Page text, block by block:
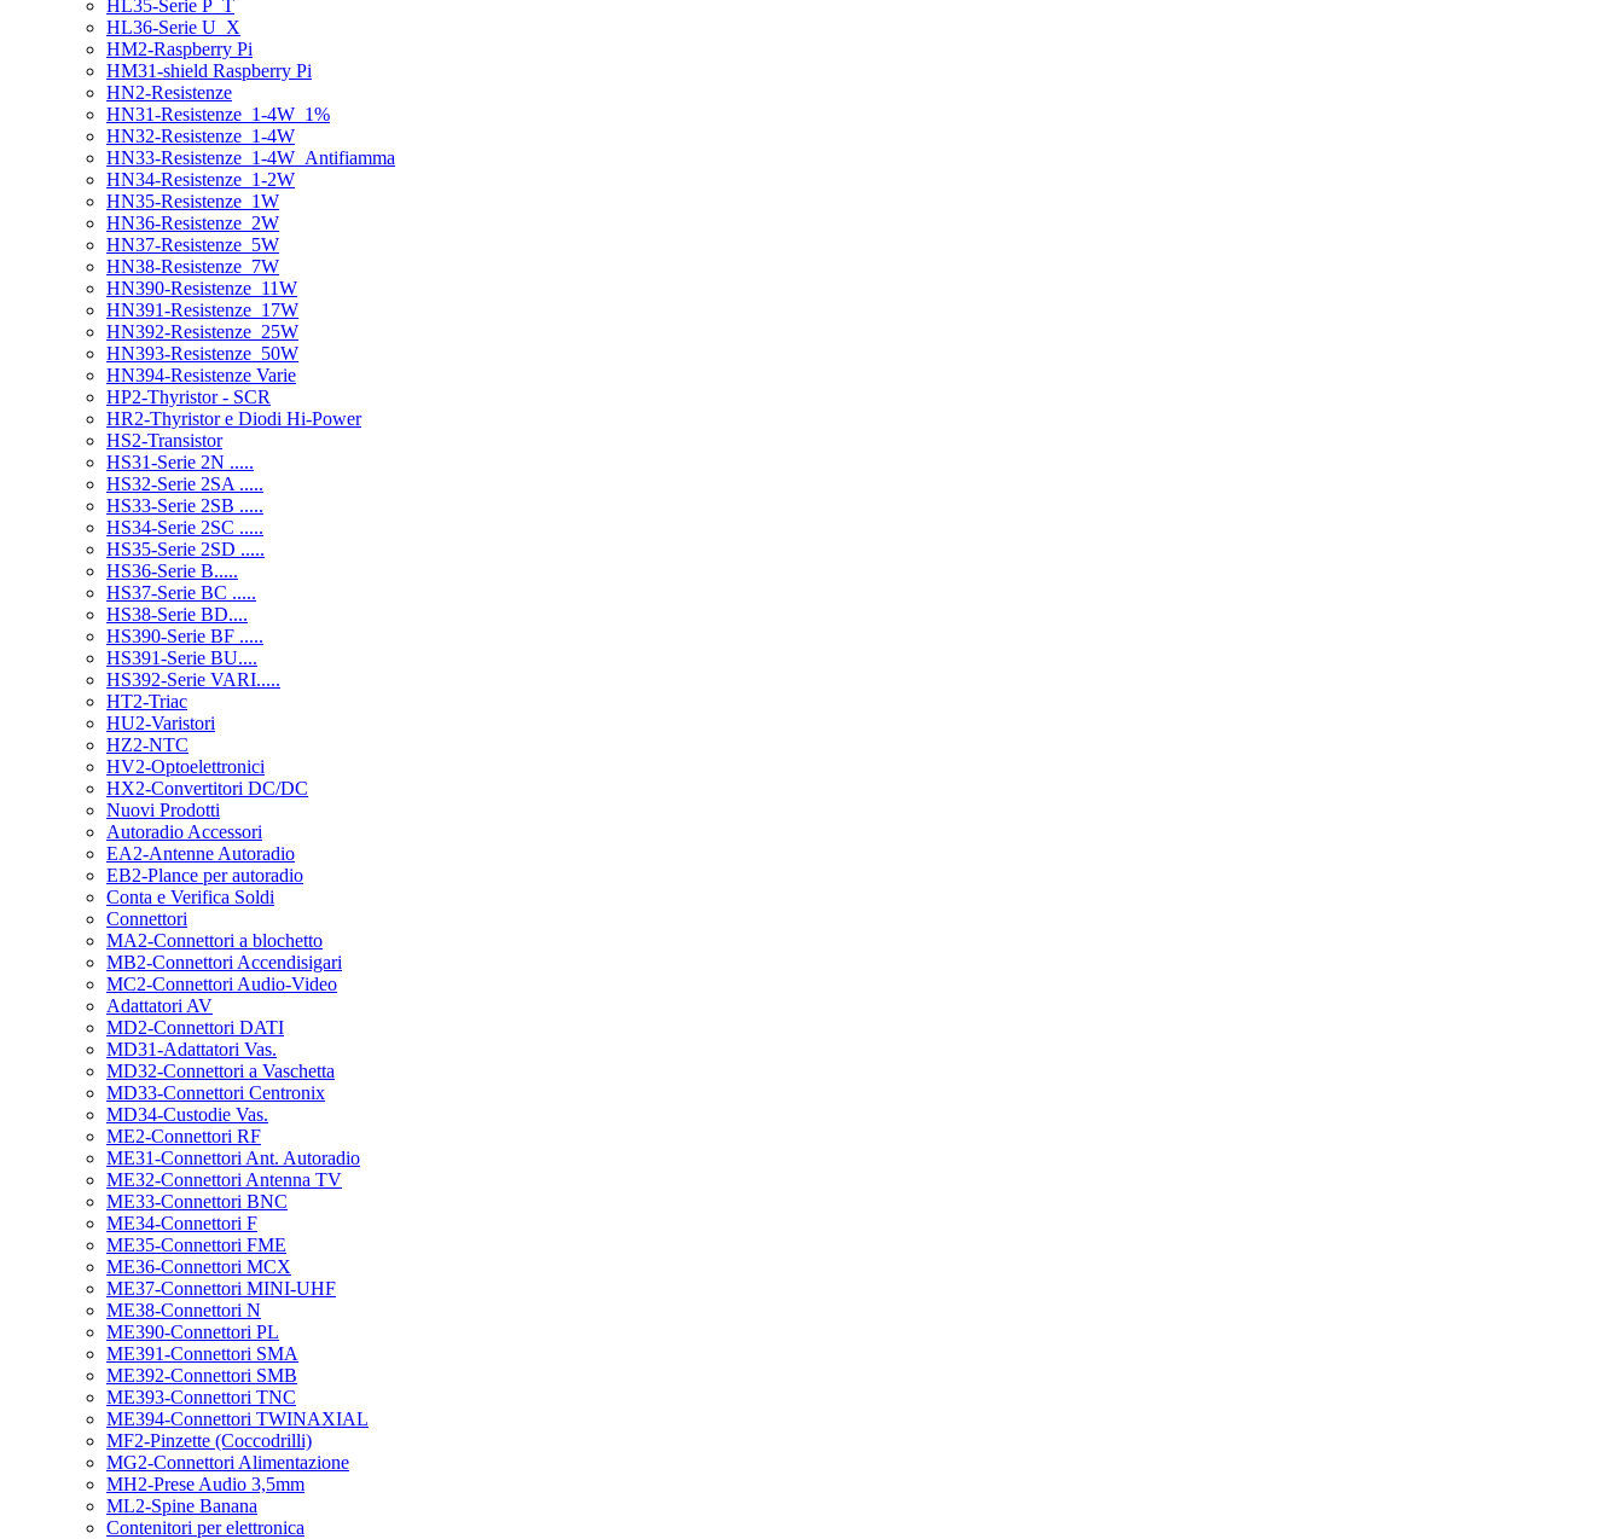
HL35-Serie P_T
HL36-Serie U_X
HM2-Raspberry Pi
HM31-shield Raspberry Pi
HN2-Resistenze
HN31-Resistenze_1-4W_1%
HN32-Resistenze_1-4W
HN33-Resistenze_1-4W_Antifiamma
HN34-Resistenze_1-2W
HN35-Resistenze_1W
HN36-Resistenze_2W
HN37-Resistenze_5W
HN38-Resistenze_7W
HN390-Resistenze_11W
HN391-Resistenze_17W
HN392-Resistenze_25W
HN393-Resistenze_50W
HN394-Resistenze Varie
HP2-Thyristor - SCR
HR2-Thyristor e Diodi Hi-Power
HS2-Transistor
HS31-Serie 2N .....
HS32-Serie 2SA .....
HS33-Serie 2SB .....
HS34-Serie 2SC .....
HS35-Serie 2SD .....
HS36-Serie B.....
HS37-Serie BC .....
HS38-Serie BD....
HS390-Serie BF .....
HS391-Serie BU....
HS392-Serie VARI.....
HT2-Triac
HU2-Varistori
HZ2-NTC
HV2-Optoelettronici
HX2-Convertitori DC/DC
Nuovi Prodotti
Autoradio Accessori
EA2-Antenne Autoradio
EB2-Plance per autoradio
Conta e Verifica Soldi
Connettori
MA2-Connettori a blochetto
MB2-Connettori Accendisigari
MC2-Connettori Audio-Video
Adattatori AV
MD2-Connettori DATI
MD31-Adattatori Vas.
MD32-Connettori a Vaschetta
MD33-Connettori Centronix
MD34-Custodie Vas.
ME2-Connettori RF
ME31-Connettori Ant. Autoradio
ME32-Connettori Antenna TV
ME33-Connettori BNC
ME34-Connettori F
ME35-Connettori FME
ME36-Connettori MCX
ME37-Connettori MINI-UHF
ME38-Connettori N
ME390-Connettori PL
ME391-Connettori SMA
ME392-Connettori SMB
ME393-Connettori TNC
ME394-Connettori TWINAXIAL
MF2-Pinzette (Coccodrilli)
MG2-Connettori Alimentazione
MH2-Prese Audio 3,5mm
ML2-Spine Banana
Contenitori per elettronica